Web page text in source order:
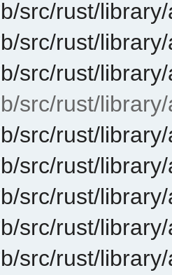
src/rust/
src/rust/
src/rust/
src/rust/
src/rust/
src/rust/
src/rust/
src/rust/
src/rust/